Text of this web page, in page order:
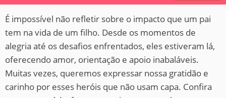
É impossível não refletir sobre o impacto que um pai
tem na vida de um filho. Desde os momentos de
alegria até os desafios enfrentados, eles estiveram lá,
oferecendo amor, orientação e apoio inabaláveis.
Muitas vezes, queremos expressar nossa gratidão e
carinho por esses heróis que não usam capa. Confira